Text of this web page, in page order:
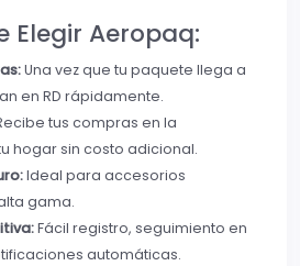
Elegir Aeropaq:
Una vez que tu paquete llega a
en RD rápidamente.
tus compras en la
hogar sin costo adicional.
Ideal para accesorios
gama.
Fácil registro, seguimiento en
automáticas.